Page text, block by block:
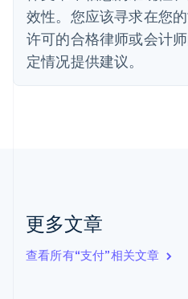
效性。您应该寻求在您
许可的合格律师或会计
定情况提供建议。
更多文章
查看所有“支付”相关文章
DeutschEnglish
法国
FrançaisEnglish
芬兰
EnglishSvenska
English Italiano
拉脱维亚
立陶宛